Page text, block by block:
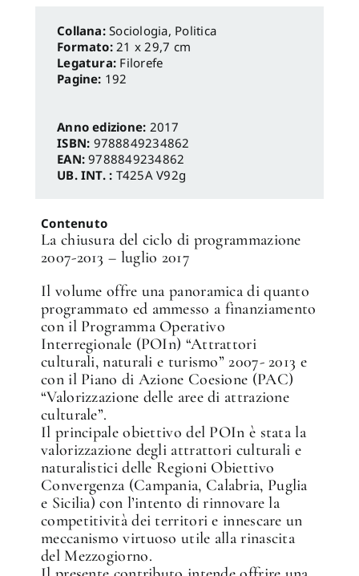
Sociologia, Politica
Formato:21 x 29,7 cm
Legatura: Filorefe
Pagine: 192
Anno edizione: 2017
ISBN: 9788849234862
EAN:9788849234862
UB. INT. : T425A V92g
Contenuto
La chiusura del ciclo di programmazione
2007-2013 – luglio 2017
Il volume offre una panoramica di quanto
programmato ed ammesso a finanziamento
con il Programma Operativo
Interregionale (POIn) “Attrattori
culturali, naturali e turismo” 2007- 2013 e
con il Piano di Azione Coesione (PAC)
“Valorizzazione delle aree di attrazione
culturale”.
Il principale obiettivo del POIn è stata la
valorizzazione degli attrattori culturali e
naturalistici delle Regioni Obiettivo
Convergenza (Campania, Calabria, Puglia
e Sicilia) con l’intento di rinnovare la
competitività dei territori e innescare un
meccanismo virtuoso utile alla rinascita
del Mezzogiorno.